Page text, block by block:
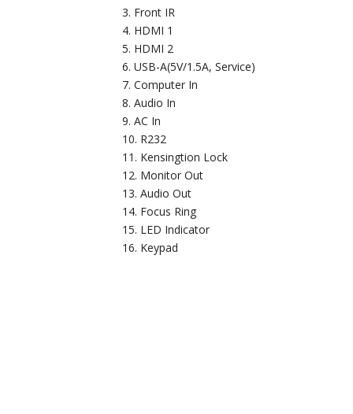
Front IR
HDMI 1
HDMI 2
USB-A(5V/1.5A, Service)
Computer In
Audio In
AC In
R232
Kensingtion Lock
Monitor Out
Audio Out
Focus Ring
LED Indicator
Keypad